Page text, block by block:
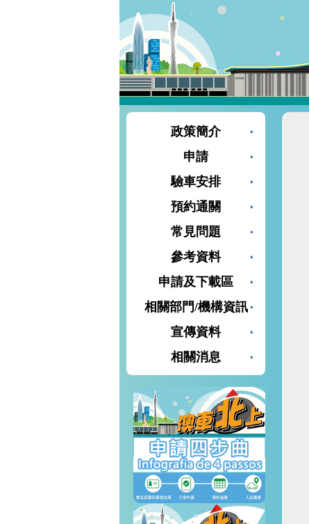
政策簡介
申請
驗車安排
預約通關
常見問題
參考資料
申請及下載區
相關部門/機構資訊
宣傳資料
相關消息